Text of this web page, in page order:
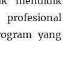
yang